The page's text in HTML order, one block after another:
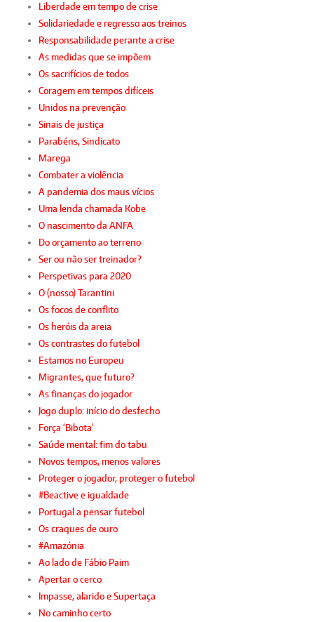
Liberdade em tempo de crise
Solidariedade e regresso aos treinos
Responsabilidade perante a crise
As medidas que se impõem
Os sacrifícios de todos
Coragem em tempos difíceis
Unidos na prevenção
Sinais de justiça
Parabéns, Sindicato
Marega
Combater a violência
A pandemia dos maus vícios
Uma lenda chamada Kobe
O nascimento da ANFA
Do orçamento ao terreno
Ser ou não ser treinador?
Perspetivas para 2020
O (nosso) Tarantini
Os focos de conflito
Os heróis da areia
Os contrastes do futebol
Estamos no Europeu
Migrantes, que futuro?
As finanças do jogador
Jogo duplo: início do desfecho
Força ‘Bibota’
Saúde mental: fim do tabu
Novos tempos, menos valores
Proteger o jogador, proteger o futebol
#Beactive e igualdade
Portugal a pensar futebol
Os craques de ouro
#Amazónia
Ao lado de Fábio Paim
Apertar o cerco
Impasse, alarido e Supertaça
No caminho certo